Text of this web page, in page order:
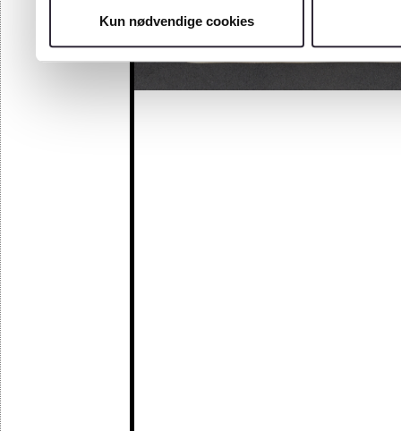
Kun nødvendige cookies